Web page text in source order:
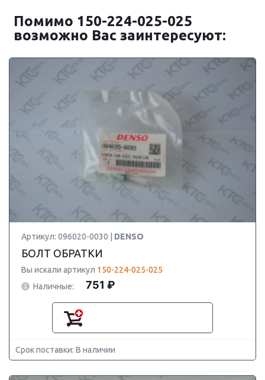
Помимо 150-224-025-025
возможно Вас заинтересуют:
Артикул: 096020-0030 | DENSO
БОЛТ ОБРАТКИ
Вы искали артикул 150-224-025-025
Наличные:
751 ₽
Срок поставки: В наличии